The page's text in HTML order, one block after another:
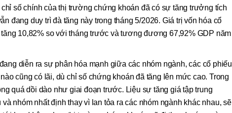
số chính của thị trường chứng khoán đã có sự tăng trưởng tích
đang duy trì đà tăng này trong tháng 5/2026. Giá trị vốn hóa cổ
10,82% so với tháng trước và tương đương 67,92% GDP năm
diễn ra sự phân hóa mạnh giữa các nhóm ngành, các cổ phiếu
cũng có lãi, dù chỉ số chứng khoán đã tăng lên mức cao. Trong
quá dồi dào như giai đoạn trước. Liệu sự tăng giá tập trung
nhóm nhất định thay vì lan tỏa ra các nhóm ngành khác nhau, sẽ